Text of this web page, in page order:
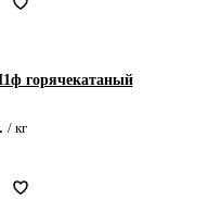
горячекатаный
/ кг